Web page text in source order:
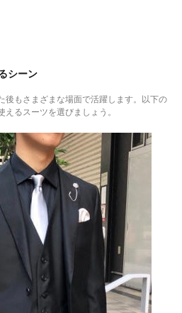
シーン
後もさまざまな場面で活躍します。以下の
るスーツを選びましょう。